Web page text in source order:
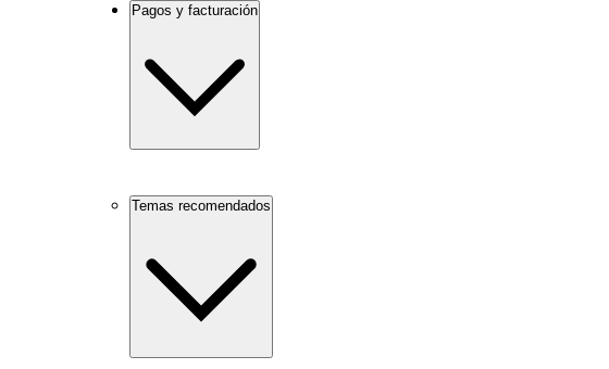
Pagos y facturación
Temas recomendados